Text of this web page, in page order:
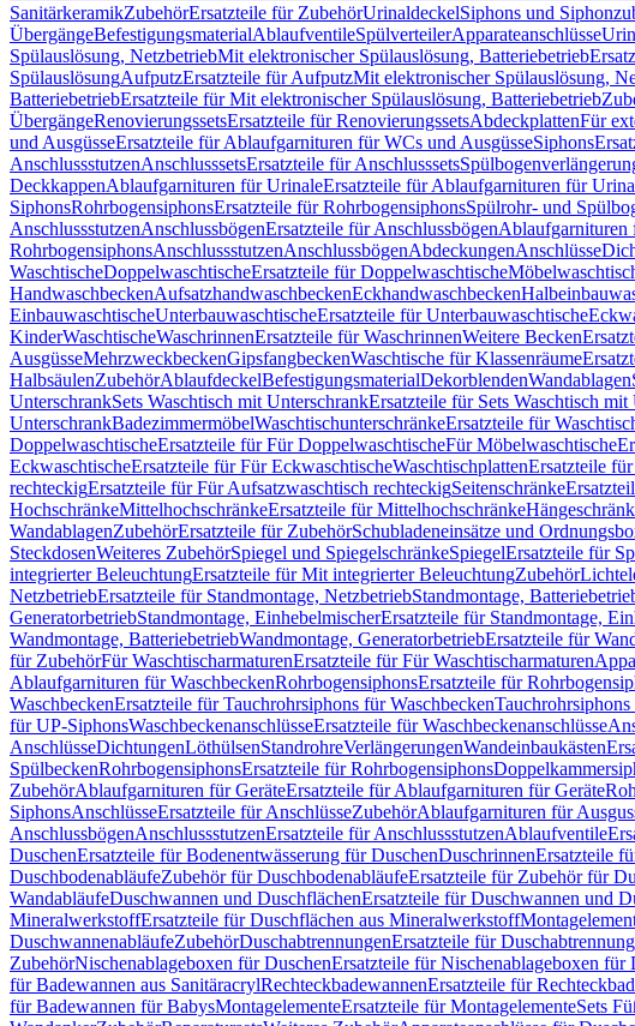
SanitärkeramikZubehörErsatzteile für ZubehörUrinaldeckelSiphons und
ÜbergängeBefestigungsmaterialAblaufventileSpülverteilerApparateanschlüsse
Spülauslösung, NetzbetriebMit elektronischer Spülauslösung, Batteriebetrieb
SpülauslösungAufputzErsatzteile für AufputzMit elektronischer Spülauslösung,
BatteriebetriebErsatzteile für Mit elektronischer Spülauslösung, Batteriebetrieb
ÜbergängeRenovierungssetsErsatzteile für RenovierungssetsAbdeckplattenFür
und AusgüsseErsatzteile für Ablaufgarnituren für WCs und AusgüsseSiphons
AnschlussstutzenAnschlusssetsErsatzteile für Anschlusssets
DeckkappenAblaufgarnituren für UrinaleErsatzteile für Ablaufgarnituren für
SiphonsRohrbogensiphonsErsatzteile für RohrbogensiphonsSpülrohr- und
AnschlussstutzenAnschlussbögenErsatzteile für AnschlussbögenAblaufgarnituren
RohrbogensiphonsAnschlussstutzenAnschlussbögenAbdeckungenAnschlüsse
WaschtischeDoppelwaschtischeErsatzteile für Doppelwaschtische
HandwaschbeckenAufsatzhandwaschbeckenEckhandwaschbecken
EinbauwaschtischeUnterbauwaschtischeErsatzteile für Unterbauwaschtische
KinderWaschtischeWaschrinnenErsatzteile für WaschrinnenWeitere Becken
AusgüsseMehrzweckbeckenGipsfangbeckenWaschtische für Klassenräume
HalbsäulenZubehörAblaufdeckelBefestigungsmaterialDekorblendenWandablagen
UnterschrankSets Waschtisch mit UnterschrankErsatzteile für Sets Waschtisch mit
UnterschrankBadezimmermöbelWaschtischunterschränkeErsatzteile für
DoppelwaschtischeErsatzteile für Für DoppelwaschtischeFür Möbelwaschtische
EckwaschtischeErsatzteile für Für EckwaschtischeWaschtischplattenErsatzteile
rechteckigErsatzteile für Für Aufsatzwaschtisch rechteckigSeitenschränke
HochschränkeMittelhochschränkeErsatzteile für Mittelhochschränke
WandablagenZubehörErsatzteile für ZubehörSchubladeneinsätze und
SteckdosenWeiteres ZubehörSpiegel und SpiegelschränkeSpiegelErsatzteile für
integrierter BeleuchtungErsatzteile für Mit integrierter BeleuchtungZubehör
NetzbetriebErsatzteile für Standmontage, NetzbetriebStandmontage,
GeneratorbetriebStandmontage, EinhebelmischerErsatzteile für Standmontage,
Wandmontage, BatteriebetriebWandmontage, GeneratorbetriebErsatzteile für
für ZubehörFür WaschtischarmaturenErsatzteile für Für Waschtischarmaturen
Ablaufgarnituren für WaschbeckenRohrbogensiphonsErsatzteile für
WaschbeckenErsatzteile für Tauchrohrsiphons für Waschbecken
für UP-SiphonsWaschbeckenanschlüsseErsatzteile für Waschbeckenanschlüsse
AnschlüsseDichtungenLöthülsenStandrohreVerlängerungenWandeinbaukästen
SpülbeckenRohrbogensiphonsErsatzteile für Rohrbogensiphons
ZubehörAblaufgarnituren für GeräteErsatzteile für Ablaufgarnituren für Geräte
SiphonsAnschlüsseErsatzteile für AnschlüsseZubehörAblaufgarnituren für
AnschlussbögenAnschlussstutzenErsatzteile für AnschlussstutzenAblaufventile
DuschenErsatzteile für Bodenentwässerung für DuschenDuschrinnenErsatzteile
DuschbodenabläufeZubehör für DuschbodenabläufeErsatzteile für Zubehör für
WandabläufeDuschwannen und DuschflächenErsatzteile für Duschwannen und
MineralwerkstoffErsatzteile für Duschflächen aus Mineralwerkstoff
DuschwannenabläufeZubehörDuschabtrennungenErsatzteile für
ZubehörNischenablageboxen für DuschenErsatzteile für Nischenablageboxen für
für Badewannen aus SanitäracrylRechteckbadewannenErsatzteile für
für Badewannen für BabysMontagelementeErsatzteile für MontagelementeSets